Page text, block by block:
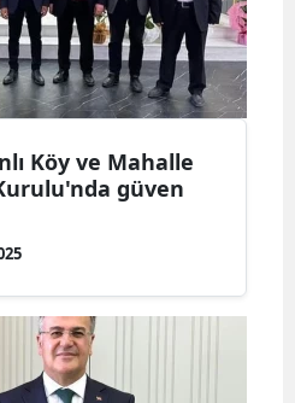
Köy ve Mahalle
güven